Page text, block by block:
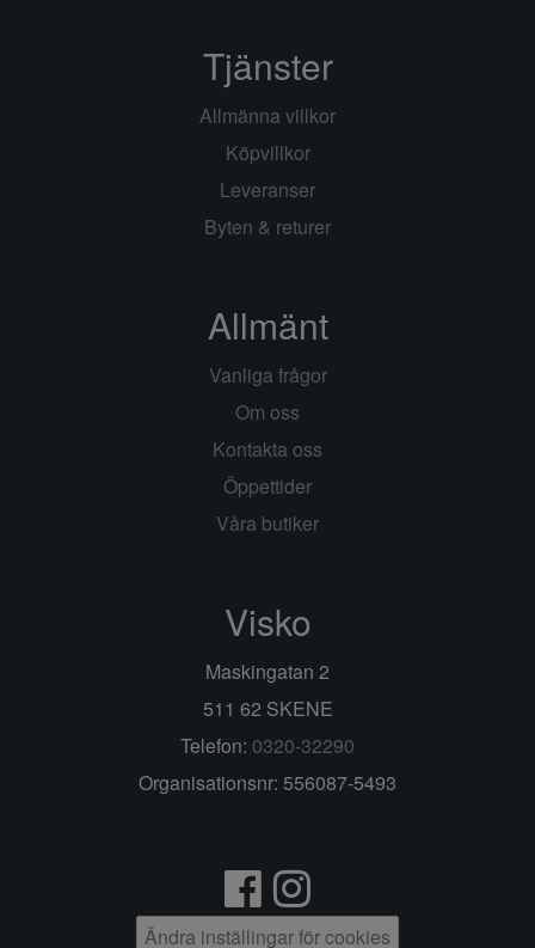
Tjänster
Allmänna villkor
Köpvillkor
Leveranser
Byten & returer
Allmänt
Vanliga frågor
Om oss
Kontakta oss
Öppettider
Våra butiker
Visko
Maskingatan 2
511 62 SKENE
Telefon: 0320-32290
Organisationsnr: 556087-5493
Ändra inställingar för cookies